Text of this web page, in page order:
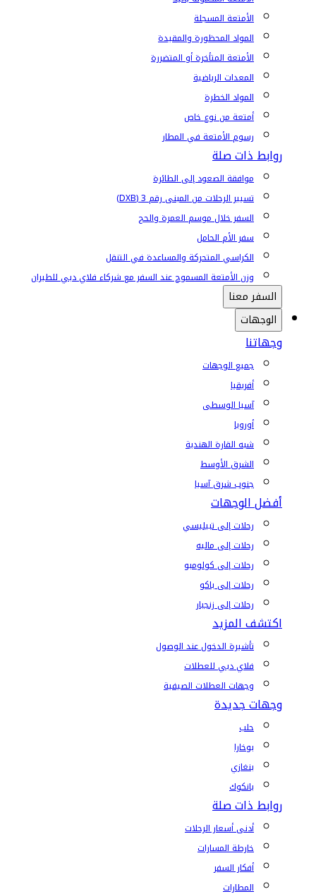
الأمتعة المسجلة
المواد المحظورة والمقيدة
الأمتعة المتأخرة أو المتضررة
المعدات الرياضية
المواد الخطرة
أمتعة من نوع خاص
رسوم الأمتعة في المطار
روابط ذات صلة
موافقة الصعود إلى الطائرة
تسيير الرحلات من المبنى رقم 3 (DXB)
السفر خلال موسم العمرة والحج
سفر الأم الحامل
الكراسي المتحركة والمساعدة في التنقل
وزن الأمتعة المسموح عند السفر مع شركاء فلاي دبي للطيران
السفر معنا
الوجهات
وجهاتنا
جميع الوجهات
أفريقيا
آسيا الوسطى
أوروبا
شبه القارة الهندية
الشرق الأوسط
جنوب شرق آسيا
أفضل الوجهات
رحلات إلى تبيليسي
رحلات إلى ماليه
رحلات إلى كولومبو
رحلات إلى باكو
رحلات إلى زنجبار
اكتشف المزيد
تأشيرة الدخول عند الوصول
فلاي دبي للعطلات
وجهات العطلات الصيفية
وجهات جديدة
حلب
بوخارا
بنغازي
بانكوك
روابط ذات صلة
أدنى أسعار الرحلات
خارطة المسارات
أفكار السفر
المطارات